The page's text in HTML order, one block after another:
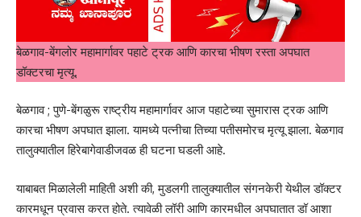
बेळगाव-बेंगलोर महामार्गावर पहाटे ट्रक आणि कारचा भीषण रस्ता अपघात
डॉक्टरचा मृत्यू.
बेळगाव ; पुणे-बेंगळुरू राष्ट्रीय महामार्गावर आज पहाटेच्या सुमारास ट्रक आणि
कारचा भीषण अपघात झाला. यामध्ये पत्नीचा तिच्या पतीसमोरच मृत्यू झाला. बेळगाव
तालुक्यातील हिरेबागेवाडीजवळ ही घटना घडली आहे.
याबाबत मिळालेली माहिती अशी की, मुडलगी तालुक्यातील संगनकेरी येथील डॉक्टर
कारमधून प्रवास करत होते. त्यावेळी लॉरी आणि कारमधील अपघातात डॉ आशा